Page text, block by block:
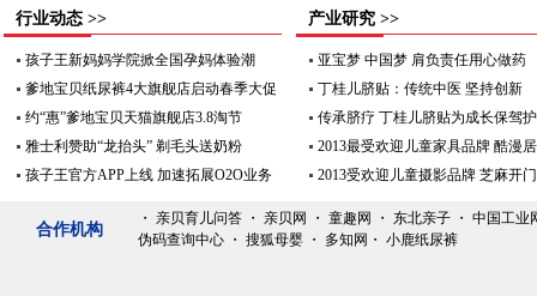
行业动态 >>
孩子王新妈妈学院掀全国孕妈体验潮
爹地宝贝纸尿裤4大旗舰店启动春季大促
约“惠”爹地宝贝天猫旗舰店3.8淘节
雅士利赞助“龙抬头” 剃毛头送奶粉
孩子王官方APP上线 加速拓展O2O业务
产业研究 >>
亚宝梦 中国梦 肩负责任用心做药
丁桂儿脐贴：传统中医 坚持创新
传承脐疗 丁桂儿脐贴为成长保驾
2013最受欢迎儿童家具品牌 酷漫
2013受欢迎儿童摄影品牌 芝麻开
合作机构
・ 亲贝育儿问答 ・ 亲贝网 ・ 童趣网 ・ 东北亲子 ・ 中国工业
伪码查询中心 ・ 搜狐母婴 ・ 多知网 ・ 小鹿纸尿裤